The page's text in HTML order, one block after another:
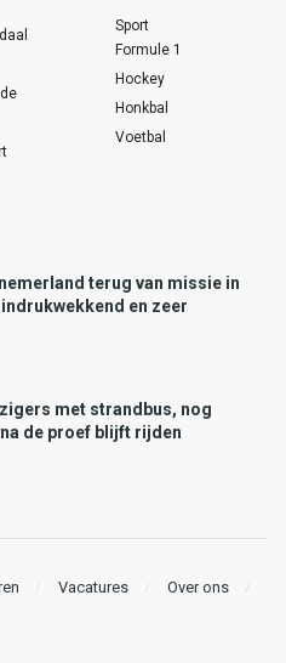
Sport
Formule 1
Hockey
Honkbal
Voetbal
terug van missie in
indrukwekkend en zeer
met strandbus, nog
de proef blijft rijden
Vacatures
Over ons